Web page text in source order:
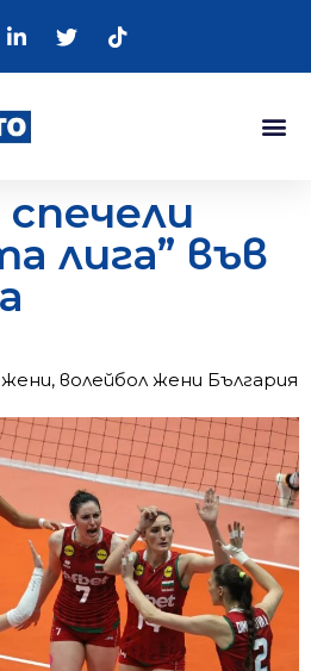
лига” във
жени, волейбол жени България